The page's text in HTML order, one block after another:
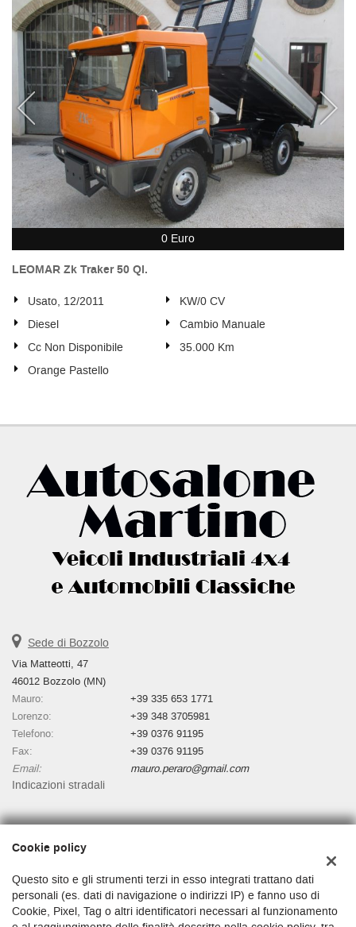
0 Euro
LEOMAR Zk Traker 50 Ql.
Usato, 12/2011
KW/0 CV
Diesel
Cambio Manuale
Cc Non Disponibile
35.000 Km
Orange Pastello
Sede di Bozzolo
Via Matteotti, 47
46012 Bozzolo (MN)
Mauro:
+39 335 653 1771
Lorenzo:
+39 348 3705981
Telefono:
+39 0376 91195
Fax:
+39 0376 91195
Email:
mauro.peraro@gmail.com
Indicazioni stradali
Dati fiscali:
Via Matteotti, 47, Bozzolo (MN)
C.F/P.IVA: 01481530200
Registro delle imprese:MN
Cookie policy
Questo sito e gli strumenti terzi in esso integrati trattano dati
personali (es. dati di navigazione o indirizzi IP) e fanno uso di
Cookie, Pixel, Tag o altri identificatori necessari al funzionamento